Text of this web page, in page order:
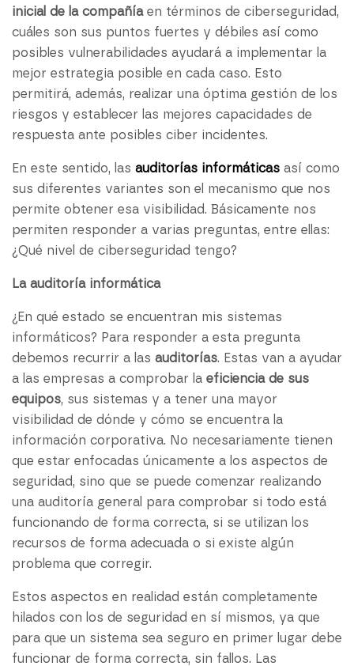
inicial de la compañíaen términos de ciberseguridad,
cuáles son sus puntos fuertes y débiles así como
posibles vulnerabilidades ayudará a implementar la
mejor estrategia posible en cada caso. Esto
permitirá, además, realizar una óptima gestión de los
riesgos y establecer las mejores capacidades de
respuesta ante posibles ciber incidentes.
En este sentido, las auditorías informáticas así como
sus diferentes variantes son el mecanismo que nos
permite obtener esa visibilidad. Básicamente nos
permiten responder a varias preguntas, entre ellas:
¿Qué nivel de ciberseguridad tengo?
La auditoría informática
¿En qué estado se encuentran mis sistemas
informáticos? Para responder a esta pregunta
debemos recurrir a las auditorías. Estas van a ayudar
a las empresas a comprobar la eficiencia de sus
equipos, sus sistemas y a tener una mayor
visibilidad de dónde y cómo se encuentra la
información corporativa. No necesariamente tienen
que estar enfocadas únicamente a los aspectos de
seguridad, sino que se puede comenzar realizando
una auditoría general para comprobar si todo está
funcionando de forma correcta, si se utilizan los
recursos de forma adecuada o si existe algún
problema que corregir.
Estos aspectos en realidad están completamente
hilados con los de seguridad en sí mismos, ya que
para que un sistema sea seguro en primer lugar debe
funcionar de forma correcta, sin fallos. Las